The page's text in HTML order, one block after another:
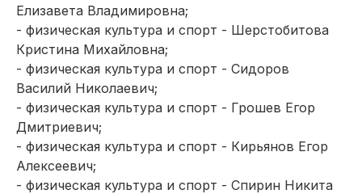
Елизавета Владимировна;
- физическая культура и спорт - Шерстобитова
Кристина Михайловна;
- физическая культура и спорт - Сидоров
Василий Николаевич;
- физическая культура и спорт - Грошев Егор
Дмитриевич;
- физическая культура и спорт - Кирьянов Егор
Алексеевич;
- физическая культура и спорт - Спирин Никита